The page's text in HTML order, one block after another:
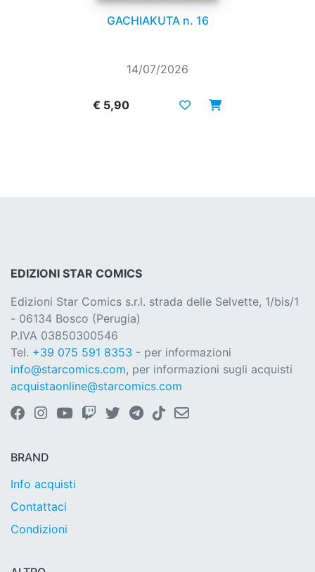
GACHIAKUTA n. 16
14/07/2026
€ 5,90
EDIZIONI STAR COMICS
Edizioni Star Comics s.r.l. strada delle Selvette, 1/bis/1
- 06134 Bosco (Perugia)
P.IVA 03850300546
Tel. +39 075 591 8353 - per informazioni
info@starcomics.com, per informazioni sugli acquisti
acquistaonline@starcomics.com
BRAND
Info acquisti
Contattaci
Condizioni